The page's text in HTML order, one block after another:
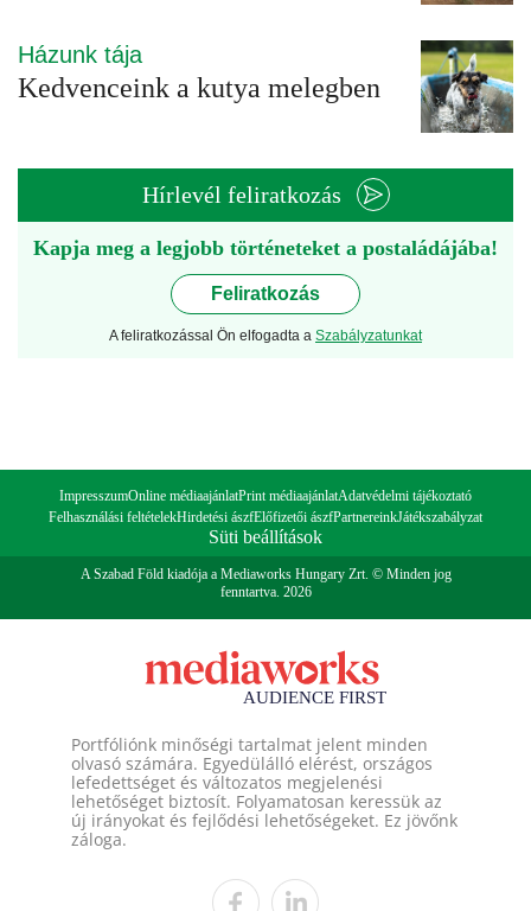
Házunk tája
Kedvenceink a kutya melegben
Hírlevél feliratkozás
Kapja meg a legjobb történeteket a postaládájába!
Feliratkozás
A feliratkozással Ön elfogadta a Szabályzatunkat
ImpresszumOnline médiaajánlatPrint médiaajánlatAdatvédelmi tájékoztató
Felhasználási feltételekHirdetési ászfElőfizetői ászfPartnereinkJátékszabályzat
Süti beállítások
A Szabad Föld kiadója a Mediaworks Hungary Zrt. © Minden jog
fenntartva. 2026
Portfóliónk minőségi tartalmat jelent minden
olvasó számára. Egyedülálló elérést, országos
lefedettséget és változatos megjelenési
lehetőséget biztosít. Folyamatosan keressük az
új irányokat és fejlődési lehetőségeket. Ez jövőnk
záloga.